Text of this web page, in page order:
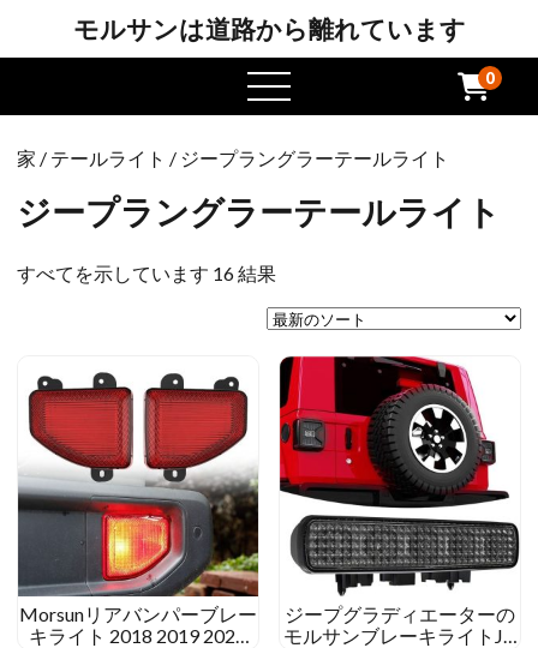
モルサンは道路から離れています
メ
ニ
ー
ま
す
0
家 / テールライト / ジープラングラーテールライト
ジープラングラーテールライト
すべてを示しています 16 結果最
の
ソ
ー
ト
Morsunリアバンパーブレー
キライト 2018 2019 2020
ジープグラディエーターの
モルサンブレーキライトJT